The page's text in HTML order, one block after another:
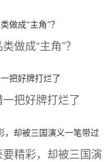
做成“主角”？
把好牌打烂了
精彩，却被三国演